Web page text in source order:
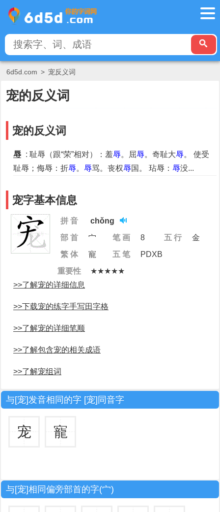
6d5d.com > 宠反义词
宠的反义词
宠的反义词
辱 : 耻辱（跟“荣”相对）：羞辱。屈辱。奇耻大辱。 使受
耻辱；侮辱：折辱。 辱骂。丧权辱国。 玷辱： 辱没...
宠字基本信息
拼 音
chǒng
部 首
宀 笔 画 8 五 行
金
繁 体
寵 五 笔
PDXB
重要性
★★★★★
>>了解宠的详细信息
>>下载宠的练字手写田字格
>>了解宠的详细笔顺
>>了解包含宠的相关成语
>>了解宠组词
与[宠]发音相同的字 [宠]同音字
宠 寵
与[宠]相同偏旁部首的字(宀)